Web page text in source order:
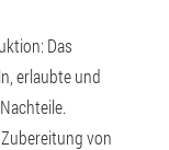
Das
erlaubte und
von